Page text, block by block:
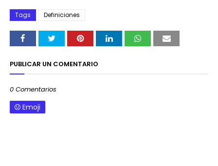
Tags Definiciones
PUBLICAR UN COMENTARIO
0 Comentarios
Emoji